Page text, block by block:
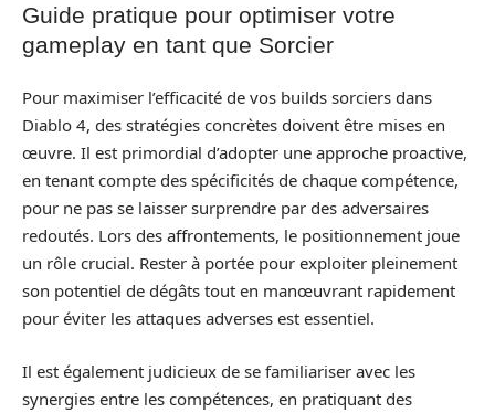
Guide pratique pour optimiser votre
gameplay en tant que Sorcier
Pour maximiser l’efficacité de vos builds sorciers dans
Diablo 4, des stratégies concrètes doivent être mises en
œuvre. Il est primordial d’adopter une approche proactive,
en tenant compte des spécificités de chaque compétence,
pour ne pas se laisser surprendre par des adversaires
redoutés. Lors des affrontements, le positionnement joue
un rôle crucial. Rester à portée pour exploiter pleinement
son potentiel de dégâts tout en manœuvrant rapidement
pour éviter les attaques adverses est essentiel.
Il est également judicieux de se familiariser avec les
synergies entre les compétences, en pratiquant des